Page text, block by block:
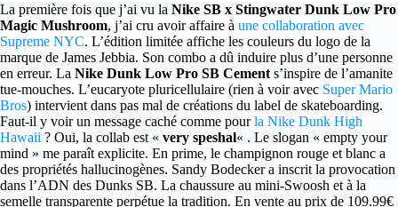
La première fois que j’ai vu la Nike SB x Stingwater Dunk Low Pro
Magic Mushroom, j’ai cru avoir affaire à une collaboration avec
Supreme NYC. L’édition limitée affiche les couleurs du logo de la
marque de James Jebbia. Son combo a dû induire plus d’une personne
en erreur. La Nike Dunk Low Pro SB Cement s’inspire de l’amanite
tue-mouches. L’eucaryote pluricellulaire (rien à voir avec Super Mario
Bros) intervient dans pas mal de créations du label de skateboarding.
Faut-il y voir un message caché comme pourla Nike Dunk High
Hawaii ? Oui, la collab est « very speshal« . Le slogan « empty your
mind » me paraît explicite. En prime, le champignon rouge et blanc a
des propriétés hallucinogènes. Sandy Bodecker a inscrit la provocation
dans l’ADN des Dunks SB. La chaussure au mini-Swoosh et à la
semelle transparente perpétue la tradition. En vente au prix de 109.99€